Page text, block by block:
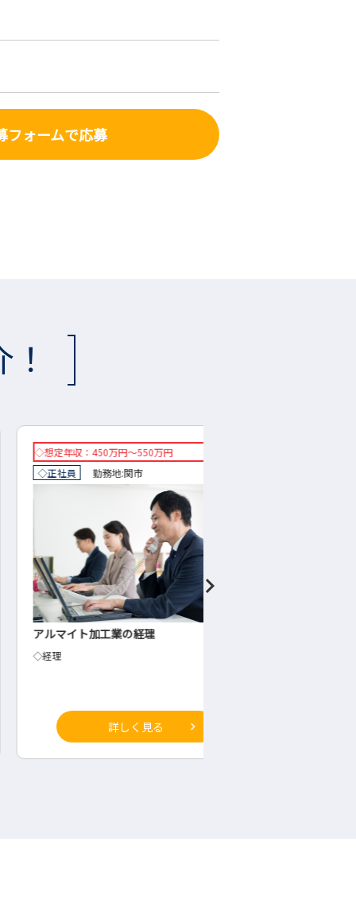
フォームで応募
年収：450万円～550万円
勤務地:関市
イト加工業の経理
詳しく見る